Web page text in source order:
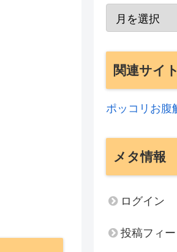
関連サイト
ポッコリお腹
メタ情報
ログイン
投稿フィー